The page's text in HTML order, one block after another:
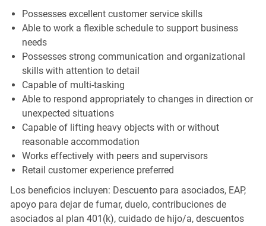
Possesses excellent customer service skills
Able to work a flexible schedule to support business
needs
Possesses strong communication and organizational
skills with attention to detail
Capable of multi-tasking
Able to respond appropriately to changes in direction or
unexpected situations
Capable of lifting heavy objects with or without
reasonable accommodation
Works effectively with peers and supervisors
Retail customer experience preferred
Los beneficios incluyen: Descuento para asociados, EAP,
apoyo para dejar de fumar, duelo, contribuciones de
asociados al plan 401(k), cuidado de hijo/a, descuentos